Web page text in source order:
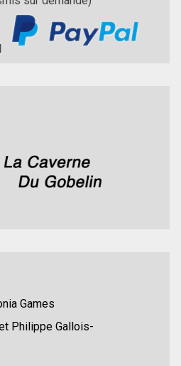
Games
Philippe Gallois-